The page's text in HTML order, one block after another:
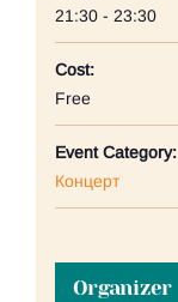
21:30 - 23:30
Cost:
Free
Event Category:
Концерт
Organizer